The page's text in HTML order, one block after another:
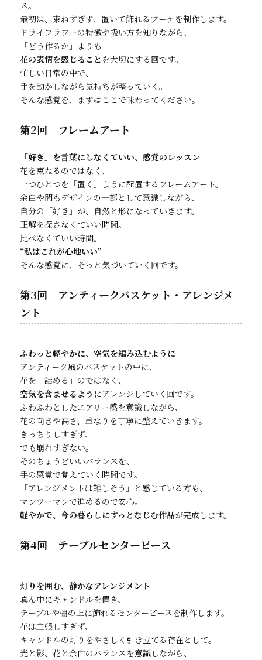
ス。
最初は、束ねすぎず、置いて飾れるブーケを制作します。
ドライフラワーの特徴や扱い方を知りながら、
「どう作るか」よりも
花の表情を感じること を大切にする回です。
忙しい日常の中で、
手を動かしながら気持ちが整っていく。
そんな感覚を、まずはここで味わってください。
第2回｜フレームアート
「好き」を言葉にしなくていい、感覚のレッスン
花を束ねるのではなく、
一つひとつを「置く」ように配置するフレームアート。
余白や間もデザインの一部として意識しながら、
自分の「好き」が、自然と形になっていきます。
正解を探さなくていい時間。
比べなくていい時間。
“私はこれが心地いい”
そんな感覚に、そっと気づいていく回です。
第3回｜アンティークバスケット・アレンジメ
ント
ふわっと軽やかに、空気を編み込むように
アンティーク風のバスケットの中に、
花を「詰める」のではなく、
空気を含ませるようにアレンジしていく回です。
ふわふわとしたエアリー感を意識しながら、
花の向きや高さ、重なりを丁寧に整えていきます。
きっちりしすぎず、
でも崩れすぎない。
そのちょうどいいバランスを、
手の感覚で覚えていく時間です。
「アレンジメントは難しそう」と感じている方も、
マンツーマンで進めるので安心。
軽やかで、今の暮らしにすっとなじむ作品が完成します。
第4回｜テーブルセンターピース
灯りを囲む、静かなアレンジメント
真ん中にキャンドルを置き、
テーブルや棚の上に飾れるセンターピースを制作します。
花は主張しすぎず、
キャンドルの灯りをやさしく引き立てる存在として。
光と影、花と余白のバランスを意識しながら、